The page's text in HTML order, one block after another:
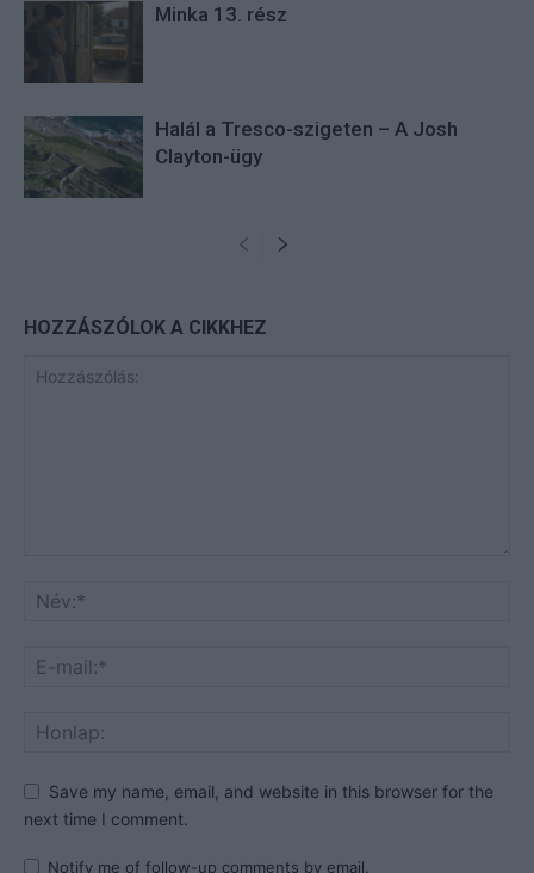
Minka 13. rész
Halál a Tresco-szigeten – A Josh
Clayton-ügy
HOZZÁSZÓLOK A CIKKHEZ
Save my name, email, and website in this browser for the
next time I comment.
Notify me of follow-up comments by email.